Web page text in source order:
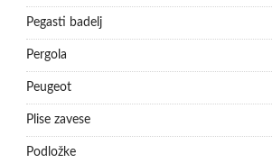
Pegasti badelj
Pergola
Peugeot
Plise zavese
Podložke